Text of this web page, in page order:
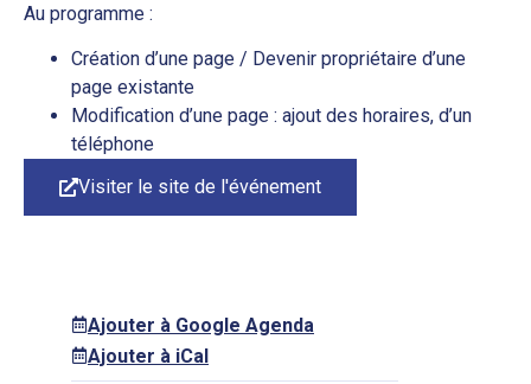
Au programme :
Création d’une page / Devenir propriétaire d’une
page existante
Modification d’une page : ajout des horaires, d’un
téléphone
Visiter le site de l'événement
Ajouter à Google Agenda
Ajouter à iCal